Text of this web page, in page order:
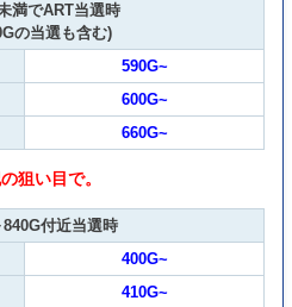
満でART当選時
の当選も含む)
590G~
600G~
660G~
狙い目で。
付近当選時
400G~
410G~